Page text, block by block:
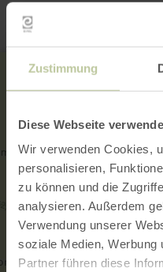
Zustimmung
Diese Webseite
Wir verwenden Cookies,
personalisieren,
zu können und die
analysieren. Außerdem
Verwendung unserer
soziale Medien, Werbung
Partner führen diese